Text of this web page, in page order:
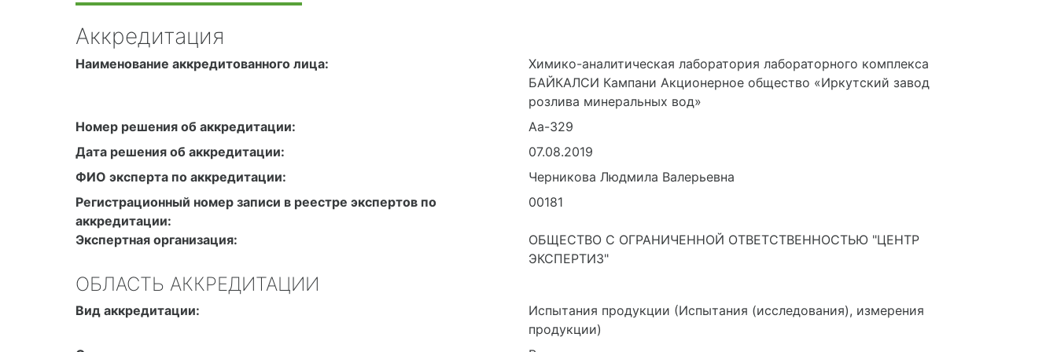
Аккредитация
Наименование аккредитованного лица:
Химико-аналитическая лаборатория лабораторного комплекса
БАЙКАЛСИ Кампани Акционерное общество «Иркутский завод
розлива минеральных вод»
Номер решения об аккредитации:
Аа-329
Дата решения об аккредитации:
07.08.2019
ФИО эксперта по аккредитации:
Черникова Людмила Валерьевна
Регистрационный номер записи в реестре экспертов по
аккредитации:
00181
Экспертная организация:
ОБЩЕСТВО С ОГРАНИЧЕННОЙ ОТВЕТСТВЕННОСТЬЮ "ЦЕНТР
ЭКСПЕРТИЗ"
ОБЛАСТЬ АККРЕДИТАЦИИ
Вид аккредитации:
Испытания продукции (Испытания (исследования), измерения
продукции)